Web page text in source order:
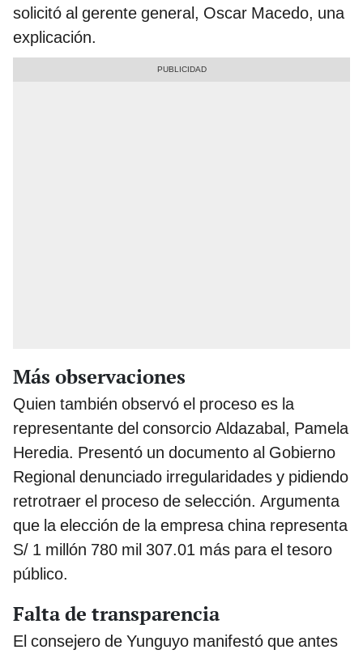
solicitó al gerente general, Oscar Macedo, una
explicación.
Más observaciones
Quien también observó el proceso es la
representante del consorcio Aldazabal, Pamela
Heredia. Presentó un documento al Gobierno
Regional denunciado irregularidades y pidiendo
retrotraer el proceso de selección. Argumenta
que la elección de la empresa china representa
S/ 1 millón 780 mil 307.01 más para el tesoro
público.
Falta de transparencia
El consejero de Yunguyo manifestó que antes